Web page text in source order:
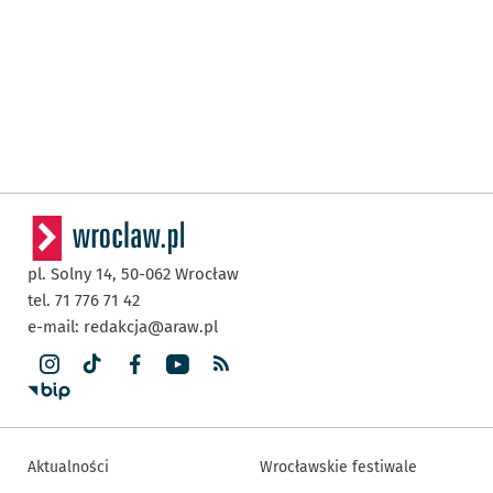
pl. Solny 14, 50-062 Wrocław
tel. 71 776 71 42
e-mail: redakcja@araw.pl
Aktualności Wrocławskie festiwale